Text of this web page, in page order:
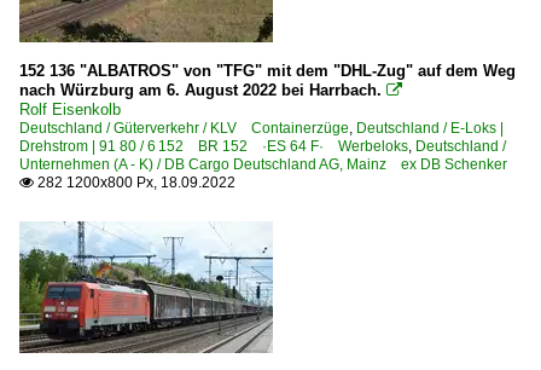
152 136 "ALBATROS" von "TFG" mit dem "DHL-Zug" auf dem Weg
nach Würzburg am 6. August 2022 bei Harrbach. 
Rolf Eisenkolb
Deutschland / Güterverkehr / KLV Containerzüge Deutschland / E-Loks |
Drehstrom | 91 80 / 6 152 BR 152 ·ES 64 F· Werbeloks Deutschland /
Unternehmen (A - K) / DB Cargo Deutschland AG, Mainz ex DB Schenker
 282 1200x800 Px, 18.09.2022